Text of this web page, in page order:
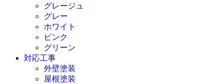
グレージュ
グレー
ホワイト
ピンク
グリーン
対応工事
外壁塗装
屋根塗装